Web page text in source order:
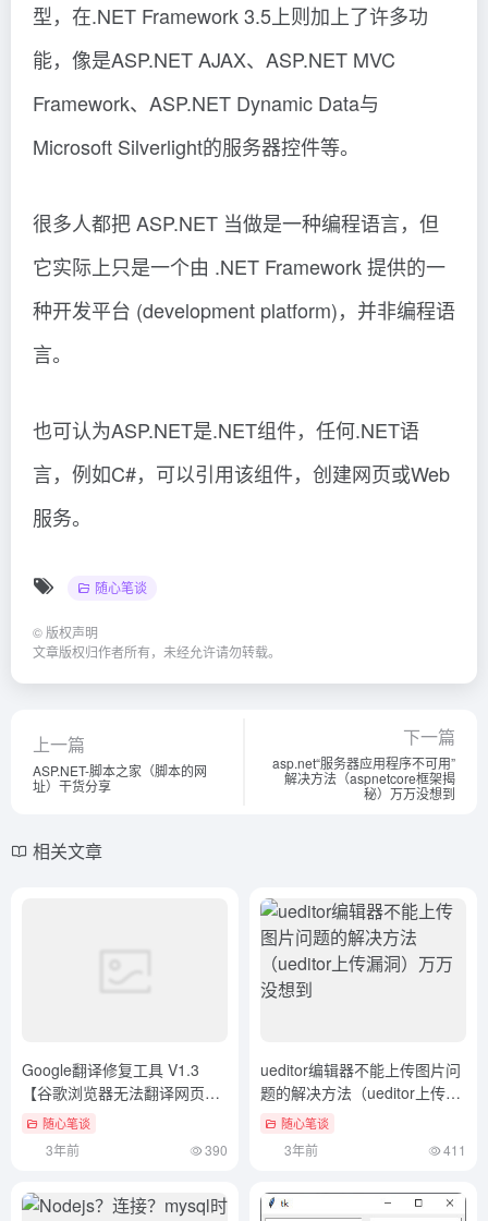
型，在.NET Framework 3.5上则加上了许多功
能，像是ASP.NET AJAX、ASP.NET MVC
Framework、ASP.NET Dynamic Data与
Microsoft Silverlight的服务器控件等。
很多人都把 ASP.NET 当做是一种编程语言，但
它实际上只是一个由 .NET Framework 提供的一
种开发平台 (development platform)，并非编程语
言。
也可认为ASP.NET是.NET组件，任何.NET语
言，例如C#，可以引用该组件，创建网页或Web
服务。
随心笔谈
© 版权声明
文章版权归作者所有，未经允许请勿转载。
上一篇
ASP.NET-脚本之家（脚本的网
址）干货分享
下一篇
asp.net“服务器应用程序不可用”
解决方法（aspnetcore框架揭
秘）万万没想到
相关文章
Google翻译修复工具 V1.3
【谷歌浏览器无法翻译网页问
题解决】
随心笔谈
3年前 390
ueditor编辑器不能上传图片问
题的解决方法（ueditor上传漏
洞）万万没想到
随心笔谈
3年前 411